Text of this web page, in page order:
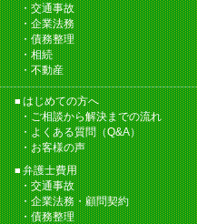
交通事故
企業法務
債務整理
相続
不動産
はじめての方へ
ご相談から解決までの流れ
よくある質問（Q&A）
お客様の声
弁護士費用
交通事故
企業法務・顧問契約
債務整理